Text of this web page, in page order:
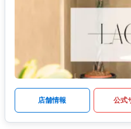
店舗情報 公式